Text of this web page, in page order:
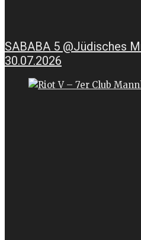
SABABA 5 @Jüdisches
30.07.2026